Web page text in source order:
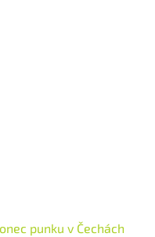
punku v Čechách